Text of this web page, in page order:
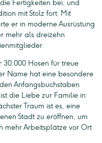
Fertigkeiten bei, und
mit Stolz fort. Mit
er in moderne Ausrüstung
mehr als dreizehn
30.000 Hosen für treue
Name hat eine besondere
Anfangsbuchstaben
die Liebe zur Familie in
Traum ist es, eine
Stadt zu eröffnen, um
mehr Arbeitsplätze vor Ort